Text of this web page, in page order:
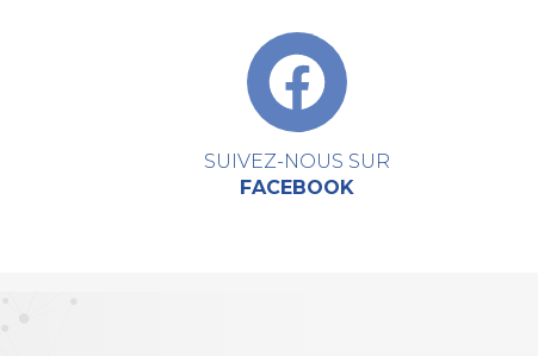
SUIVEZ-NOUS SUR
FACEBOOK